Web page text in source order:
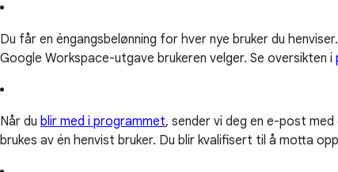
Du får en éngangsbelønning for hver nye bruker du
Google Workspace-utgave brukeren velger. Se oversikten i
Når du blir med i programmet, sender vi deg en e-post med
brukes av én henvist bruker. Du blir kvalifisert til å motta